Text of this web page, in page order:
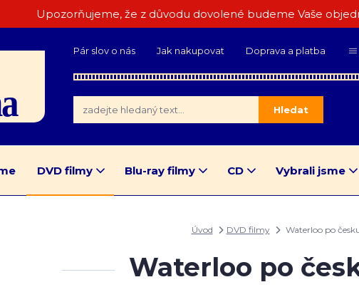
Upozorňujeme, že z důvodu dovolené budeme Vaše
Pár slov o nás Jak nakupovat Doprava a platba
Hledat
DVD filmy Blu-ray filmy CD Vybrali jsme
Úvod DVD filmy Waterloo po
Waterloo po